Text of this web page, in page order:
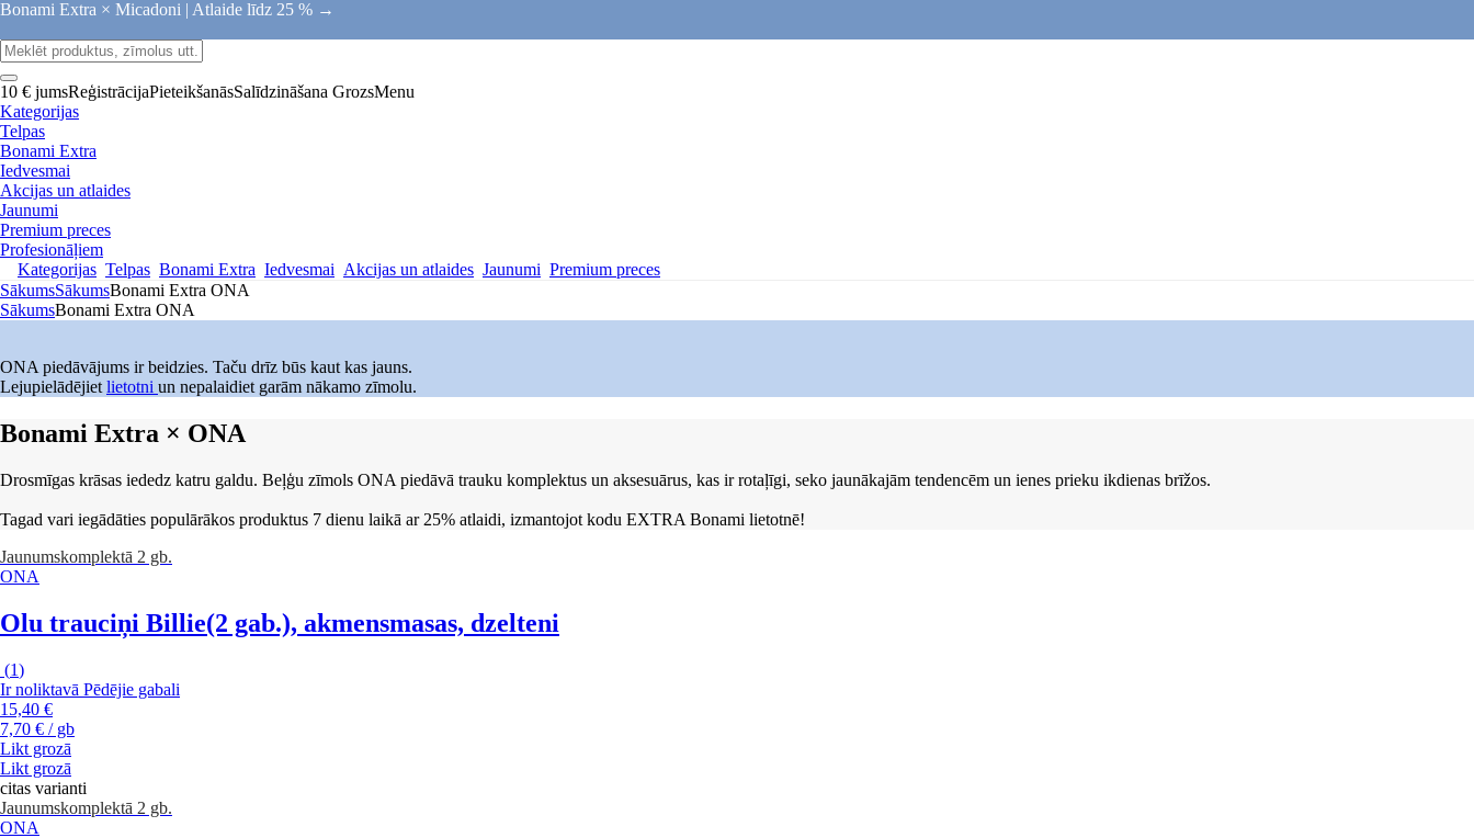
Bonami Extra × Micadoni | Atlaide līdz 25 % →
10 € jumsReģistrācijaPieteikšanāsSalīdzināšana GrozsMenu
Kategorijas
Telpas
Bonami Extra
Iedvesmai
Akcijas un atlaides
Jaunumi
Premium preces
Profesionāļiem
Kategorijas Telpas Bonami Extra Iedvesmai Akcijas un atlaides Jaunumi Premium preces
SākumsSākumsBonami Extra ONA
SākumsBonami Extra ONA
ONA piedāvājums ir beidzies. Taču drīz būs kaut kas jauns.
Lejupielādējiet lietotni un nepalaidiet garām nākamo zīmolu.
Bonami Extra × ONA
Drosmīgas krāsas iededz katru galdu. Beļģu zīmols ONA piedāvā trauku komplektus un aksesuārus, kas ir rotaļīgi, seko jaunākajām tendencēm un ienes prieku ikdienas brīžos.
Tagad vari iegādāties populārākos produktus 7 dienu laikā ar 25% atlaidi, izmantojot kodu EXTRA Bonami lietotnē!
Jaunumskomplektā 2 gb.
ONA
Olu trauciņi Billie(2 gab.), akmensmasas, dzelteni
(1)
Ir noliktavā Pēdējie gabali
15,40 €
7,70 € / gb
Likt grozā
Likt grozā
citas varianti
Jaunumskomplektā 2 gb.
ONA